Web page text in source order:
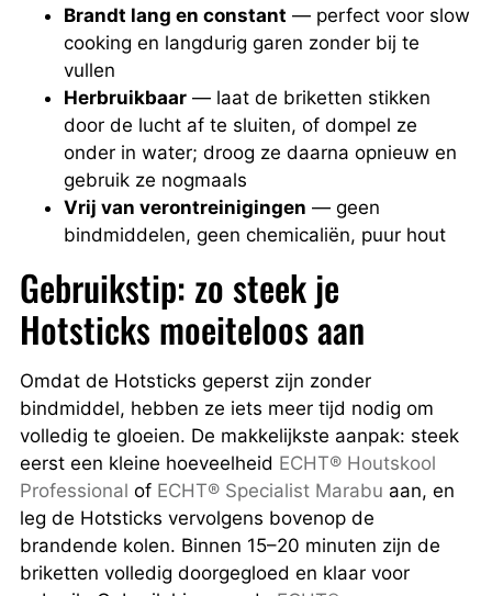
Brandt lang en constant — perfect voor slow
cooking en langdurig garen zonder bij te
vullen
Herbruikbaar— laat de briketten stikken
door de lucht af te sluiten, of dompel ze
onder in water; droog ze daarna opnieuw en
gebruik ze nogmaals
Vrij van verontreinigingen — geen
bindmiddelen, geen chemicaliën, puur hout
Gebruikstip: zo steek je
Hotsticks moeiteloos aan
Omdat de Hotsticks geperst zijn zonder
bindmiddel, hebben ze iets meer tijd nodig om
volledig te gloeien. De makkelijkste aanpak: steek
eerst een kleine hoeveelheid ECHT® Houtskool
Professional of ECHT® Specialist Marabu aan, en
leg de Hotsticks vervolgens bovenop de
brandende kolen. Binnen 15–20 minuten zijn de
briketten volledig doorgegloed en klaar voor